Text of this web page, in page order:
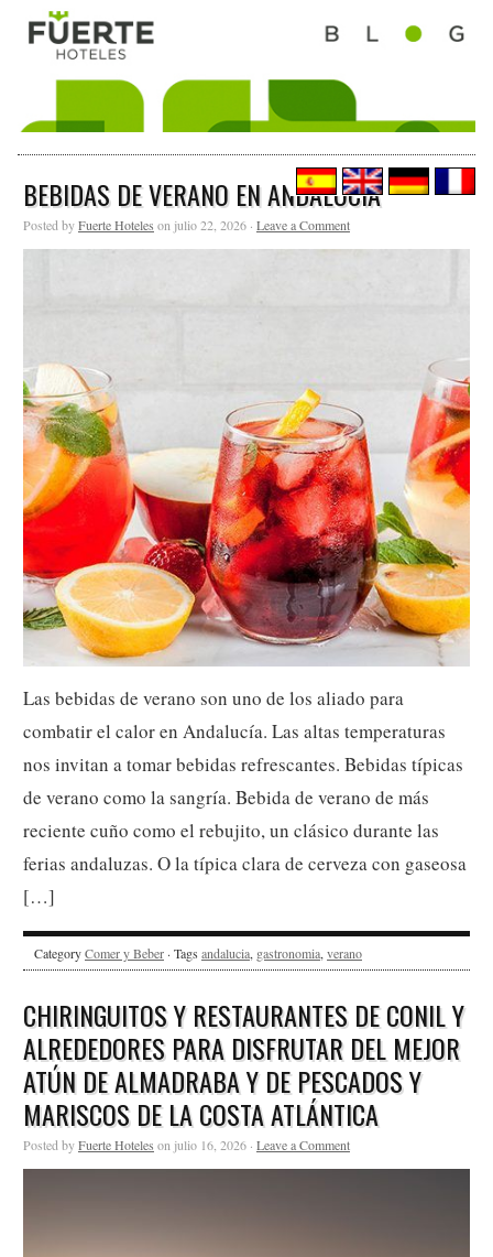
BEBIDAS DE VERANO EN ANDALUCÍA
Posted byFuerte Hoteles on julio 22, 2026 · Leave a Comment
Las bebidas de verano son uno de los aliado para
combatir el calor en Andalucía. Las altas temperaturas
nos invitan a tomar bebidas refrescantes. Bebidas típicas
de verano como la sangría. Bebida de verano de más
reciente cuño como el rebujito, un clásico durante las
ferias andaluzas. O la típica clara de cerveza con gaseosa
[…]
CategoryComer y Beber · Tags andalucia, gastronomia, verano
CHIRINGUITOS Y RESTAURANTES DE CONIL Y
ALREDEDORES PARA DISFRUTAR DEL MEJOR
ATÚN DE ALMADRABA Y DE PESCADOS Y
MARISCOS DE LA COSTA ATLÁNTICA
Posted byFuerte Hoteles on julio 16, 2026 · Leave a Comment